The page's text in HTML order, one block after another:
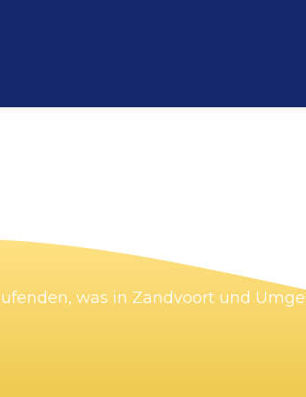
Karte vergrößern
was in Zandvoort und